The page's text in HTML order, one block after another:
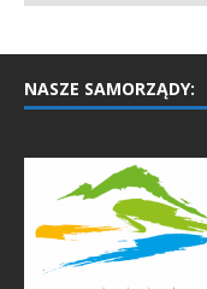
NASZE SAMORZĄDY: